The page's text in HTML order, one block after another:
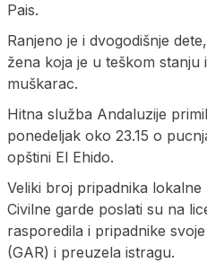
Pais.
Ranjeno je i dvogodišnje
žena koja je u teškom stanju
muškarac.
Hitna služba Andaluzije
ponedeljak oko 23.15 o
opštini El Ehido.
Veliki broj pripadnika
Civilne garde poslati su na
rasporedila i pripadnike
(GAR) i preuzela istragu.